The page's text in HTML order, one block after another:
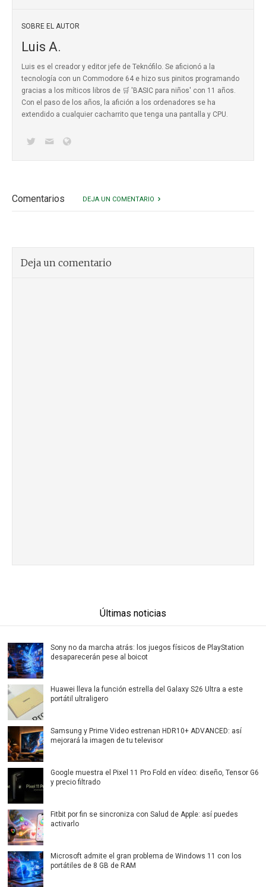
SOBRE EL AUTOR
Luis A.
Luis es el creador y editor jefe de Teknófilo. Se aficionó a la
tecnología con un Commodore 64 e hizo sus pinitos programando
gracias a los míticos libros de 🛒 'BASIC para niños' con 11 años.
Con el paso de los años, la afición a los ordenadores se ha
extendido a cualquier cacharrito que tenga una pantalla y CPU.
Comentarios DEJA UN COMENTARIO
Deja un comentario
Últimas noticias
Sony no da marcha atrás: los juegos físicos de PlayStation
desaparecerán pese al boicot
Huawei lleva la función estrella del Galaxy S26 Ultra a este
portátil ultraligero
Samsung y Prime Video estrenan HDR10+ ADVANCED: así
mejorará la imagen de tu televisor
Google muestra el Pixel 11 Pro Fold en vídeo: diseño, Tensor G6
y precio filtrado
Fitbit por fin se sincroniza con Salud de Apple: así puedes
activarlo
Microsoft admite el gran problema de Windows 11 con los
portátiles de 8 GB de RAM